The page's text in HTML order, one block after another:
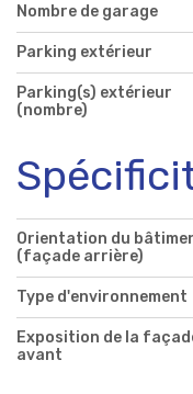
Nombre de garage
Parking extérieur
Parking(s) extérieur
(nombre)
Orientation du
(façade arrière)
Type d'environnement
Exposition de la
avant